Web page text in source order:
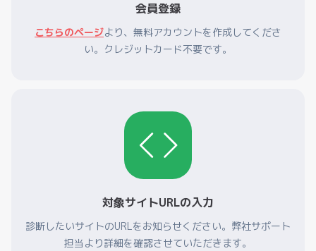
会員登録
こちらのページより、無料アカウントを作成してくださ
い。クレジットカード不要です。
対象サイトURLの入力
診断したいサイトのURLをお知らせください。弊社サポート
担当より詳細を確認させていただきます。